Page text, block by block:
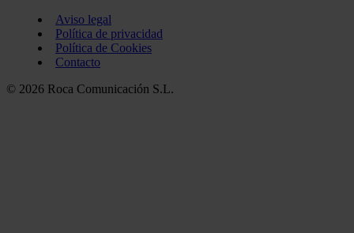
Aviso legal
Política de privacidad
Política de Cookies
Contacto
© 2026 Roca Comunicación S.L.